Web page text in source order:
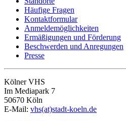
Häufige Fragen
Kontaktformular
Anmeldemöglichkeiten
Ermäßigungen und Förderung
Beschwerden und Anregungen
Presse
Kölner VHS
Im Mediapark 7
50670 Köln
E-Mail: vhs(at)stadt-koeln.de